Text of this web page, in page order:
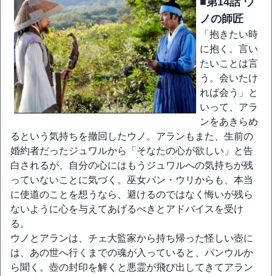
ノの師匠
「抱きたい時
に抱く。言い
たいことは言
う。会いたけ
れば会う」と
いって、アラ
ンをあきらめ
るという気持ちを撤回したウノ。アランもまた、生前の
婚約者だったジュワルから「そなたの心が欲しい」と告
白されるが、自分の心にはもうジュワルへの気持ちが残
っていないことに気づく。巫女パン・ウリからも、本当
に使道のことを想うなら、避けるのではなく悔いが残ら
ないように心を与えてあげるべきとアドバイスを受け
る。
ウノとアランは、チェ大監家から持ち帰った怪しい壺に
は、あの世へ行くまでの魂が入っていると、パンウルか
ら聞く。壺の封印を解くと悪霊が飛び出してきてアラン